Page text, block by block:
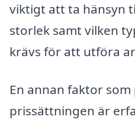
viktigt att ta hänsyn
storlek samt vilken
krävs för att utföra
En annan faktor
prissättningen är